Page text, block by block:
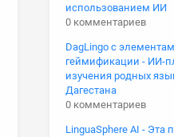
использованием ИИ
0 комментариев
DagLingo с
геймификации - ИИ-
изучения родных
Дагестана
0 комментариев
LinguaSphere AI - Эта